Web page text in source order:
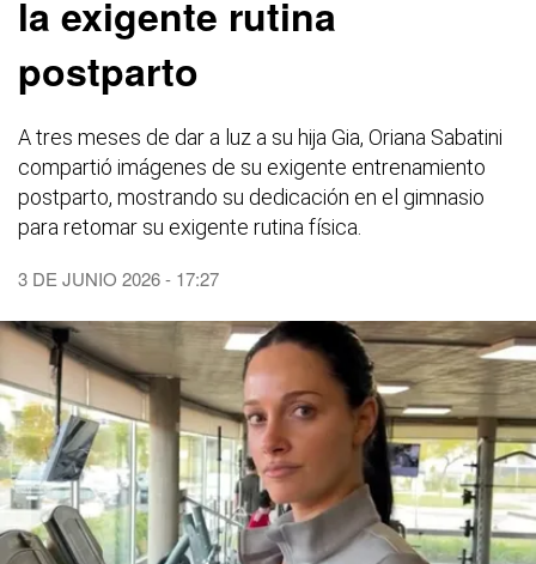
la exigente rutina
postparto
A tres meses de dar a luz a su hija Gia, Oriana Sabatini
compartió imágenes de su exigente entrenamiento
postparto, mostrando su dedicación en el gimnasio
para retomar su exigente rutina física.
3 DE JUNIO 2026 - 17:27